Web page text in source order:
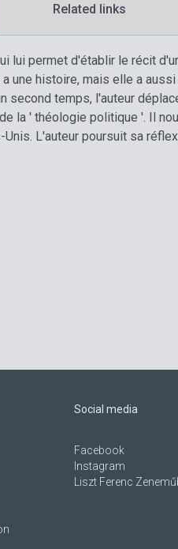
Related links
lui permet d'établir le récit
une histoire, mais elle a
second temps, l'auteur
la ' théologie politique '. Il
L'auteur poursuit sa
Social media
Facebook
Instagram
Liszt Ferenc